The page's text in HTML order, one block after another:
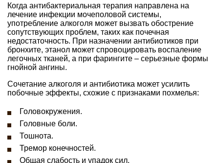
Когда антибактериальная терапия направлена на
лечение инфекции мочеполовой системы,
употребление алкоголя может вызвать обострение
сопутствующих проблем, таких как почечная
недостаточность. При назначении антибиотиков при
бронхите, этанол может спровоцировать воспаление
легочных тканей, а при фарингите – серьезные формы
гнойной ангины.
Сочетание алкоголя и антибиотика может усилить
побочные эффекты, схожие с признаками похмелья:
Головокружения.
Головные боли.
Тошнота.
Тремор конечностей.
Общая слабость и упадок сил.